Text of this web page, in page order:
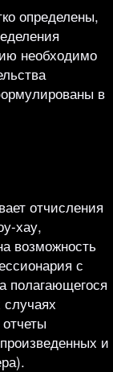
определены,
необходимо
в
отчисления
хау,
возможность
с
полагающегося
и